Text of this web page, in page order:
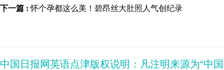
下一篇 :怀个孕都这么美！碧昂丝大肚照人气创纪录
中国日报网英语点津版权说明：凡注明来源为“中